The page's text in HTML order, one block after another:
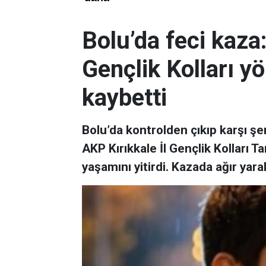
Bolu’da feci
Gençlik Kolları
kaybetti
Bolu’da kontrolden çıkıp karşı
AKP Kırıkkale İl Gençlik Kolları
yaşamını yitirdi. Kazada ağır